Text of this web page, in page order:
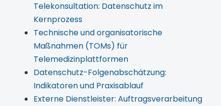
Telekonsultation: Datenschutz im
Kernprozess
Technische und organisatorische
Maßnahmen (TOMs) für
Telemedizinplattformen
Datenschutz-Folgenabschätzung:
Indikatoren und Praxisablauf
Externe Dienstleister: Auftragsverarbeitung